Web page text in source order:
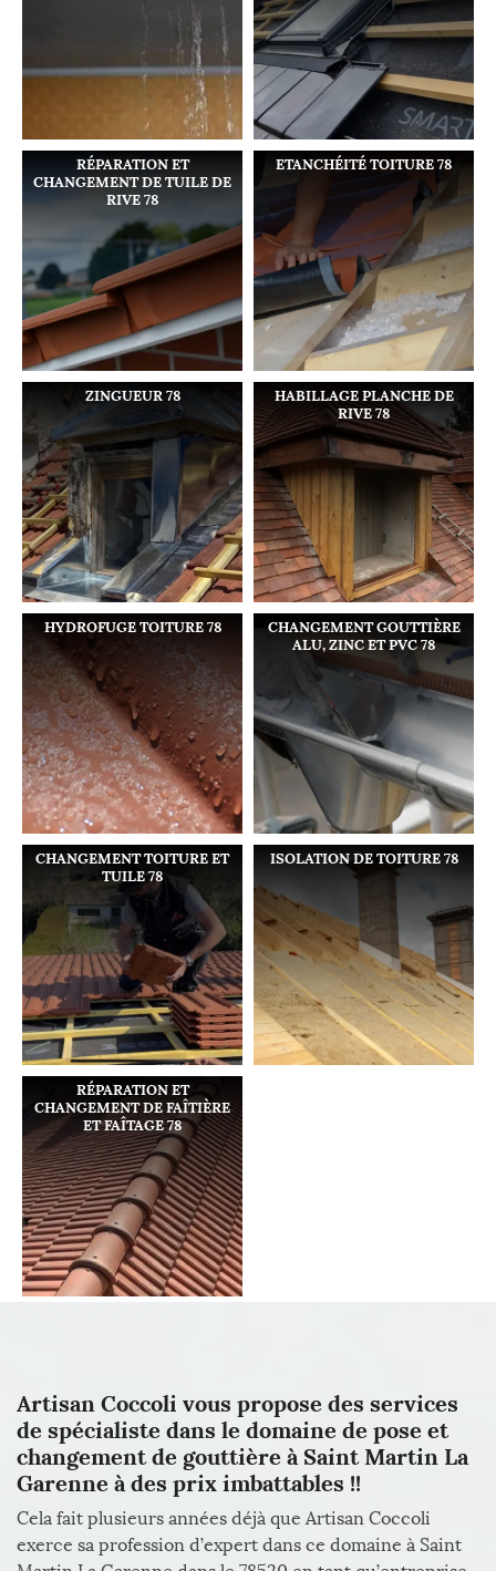
RÉPARATION ET
CHANGEMENT DE TUILE DE
RIVE 78
ETANCHÉITÉ TOITURE 78
ZINGUEUR 78
HABILLAGE PLANCHE DE
RIVE 78
HYDROFUGE TOITURE 78
CHANGEMENT GOUTTIÈRE
ALU, ZINC ET PVC 78
CHANGEMENT TOITURE ET
TUILE 78
ISOLATION DE TOITURE 78
RÉPARATION ET
CHANGEMENT DE FAÎTIÈRE
ET FAÎTAGE 78
Artisan Coccoli vous propose des services
de spécialiste dans le domaine de pose et
changement de gouttière à Saint Martin La
Garenne à des prix imbattables !!
Cela fait plusieurs années déjà que Artisan Coccoli
exerce sa profession d’expert dans ce domaine à Saint